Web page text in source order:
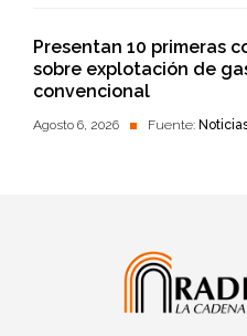
Presentan 10 primeras
sobre explotación de
convencional
Agosto 6, 2026 Fuente: